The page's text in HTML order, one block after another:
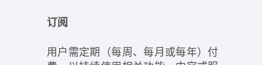
订阅
用户需定期（每周、每月或每年）付